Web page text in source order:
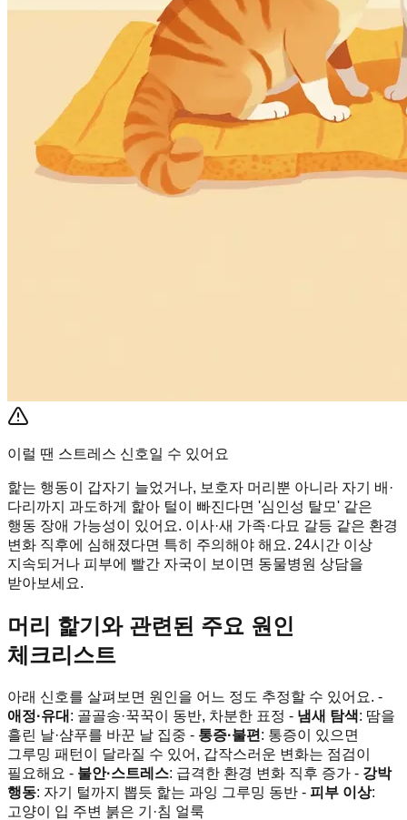
이럴 땐 스트레스 신호일 수 있어요
핥는 행동이 갑자기 늘었거나, 보호자 머리뿐 아니라 자기 배·
다리까지 과도하게 핥아 털이 빠진다면 '심인성 탈모' 같은
행동 장애 가능성이 있어요. 이사·새 가족·다묘 갈등 같은 환경
변화 직후에 심해졌다면 특히 주의해야 해요. 24시간 이상
지속되거나 피부에 빨간 자국이 보이면 동물병원 상담을
받아보세요.
머리 핥기와 관련된 주요 원인
체크리스트
아래 신호를 살펴보면 원인을 어느 정도 추정할 수 있어요. -
애정·유대 : 골골송·꾹꾹이 동반, 차분한 표정 - 냄새 탐색: 땀을
흘린 날·샴푸를 바꾼 날 집중 - 통증·불편 : 통증이 있으면
그루밍 패턴이 달라질 수 있어, 갑작스러운 변화는 점검이
필요해요 - 불안·스트레스: 급격한 환경 변화 직후 증가 - 강박
행동: 자기 털까지 뽑듯 핥는 과잉 그루밍 동반 - 피부 이상:
고양이 입 주변 붉은 기·침 얼룩